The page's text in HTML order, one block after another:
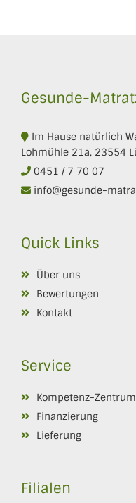
Gesunde-
Im Hause natürlich
Lohmühle 21a, 23554
0451 / 7 70 07
info@gesunde-
Quick Links
Über uns
Bewertungen
Kontakt
Service
Kompetenz-Zentrum
Finanzierung
Lieferung
Filialen